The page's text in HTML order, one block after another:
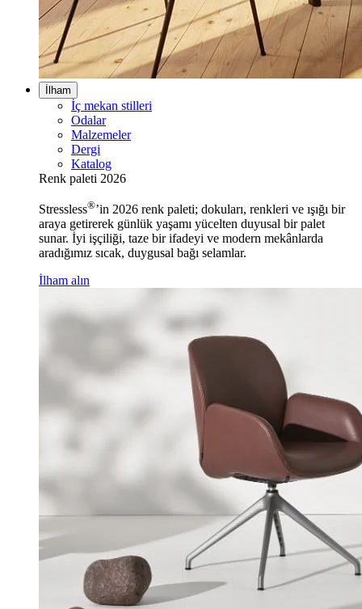
İlham
İç mekan stilleri
Odalar
Malzemeler
Dergi
Katalog
Renk paleti 2026
Stressless®’in 2026 renk paleti; dokuları, renkleri ve ışığı bir
araya getirerek günlük yaşamı yücelten duyusal bir palet
sunar. İyi işçiliği, taze bir ifadeyi ve modern mekânlarda
aradığımız sıcak, duygusal bağı selamlar.
İlham alın